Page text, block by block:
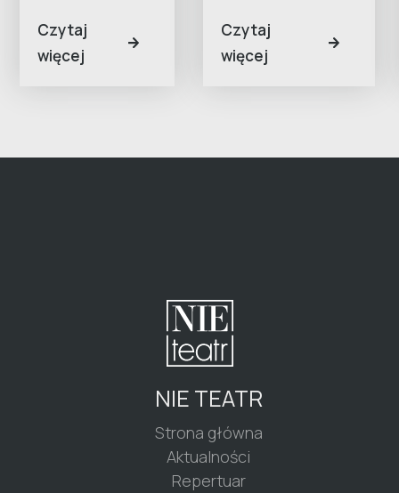
Czytaj
więcej
Czytaj
więcej
NIE TEATR
Strona główna
Aktualności
Repertuar